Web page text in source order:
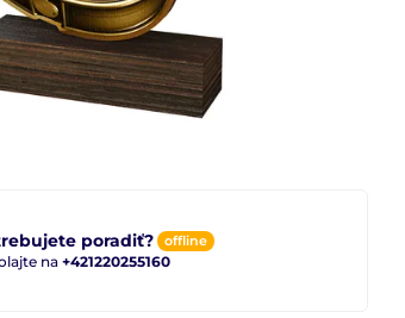
poradiť? offline
na +421220255160